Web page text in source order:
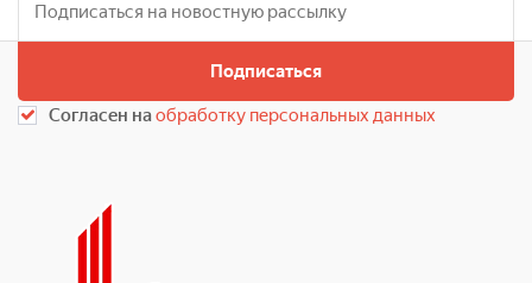
Подписаться
Согласен наобработку персональных данных